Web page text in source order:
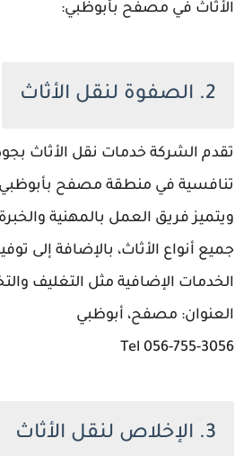
الأثاث في مصفح بأبوظبي:
2. الصفوة لنقل الأثاث
تقدم الشركة خدمات نقل الأثاث
تنافسية في منطقة مصفح
ويتميز فريق العمل بالمهنية
جميع أنواع الأثاث، بالإضافة إلى
الخدمات الإضافية مثل التغليف
العنوان: مصفح، أبوظبي
056-755-3056 Tel
3. الإخلاص لنقل الأثاث